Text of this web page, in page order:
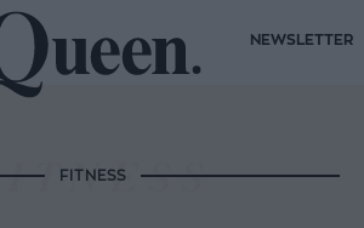
NEWSLETTER
FITNESS